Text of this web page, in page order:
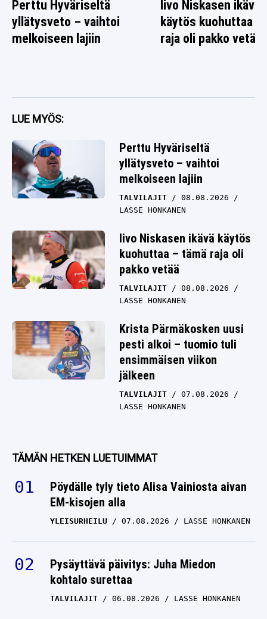
Perttu Hyväriseltä
yllätysveto – vaihtoi
melkoiseen lajiin
Iivo Niskasen ikävä
käytös kuohuttaa –
raja oli pakko vetää
LUE MYÖS:
Perttu Hyväriseltä
yllätysveto – vaihtoi
melkoiseen lajiin
TALVILAJIT
08.08.2026
LASSE HONKANEN
Iivo Niskasen ikävä käytös
kuohuttaa – tämä raja oli
pakko vetää
TALVILAJIT
08.08.2026
LASSE HONKANEN
Krista Pärmäkosken uusi
pesti alkoi – tuomio tuli
ensimmäisen viikon
jälkeen
TALVILAJIT
07.08.2026
LASSE HONKANEN
TÄMÄN HETKEN LUETUIMMAT
Pöydälle tyly tieto Alisa Vainiosta aivan
EM-kisojen alla
YLEISURHEILU 07.08.2026 LASSE HONKANEN
Pysäyttävä päivitys: Juha Miedon
kohtalo surettaa
TALVILAJIT 06.08.2026 LASSE HONKANEN